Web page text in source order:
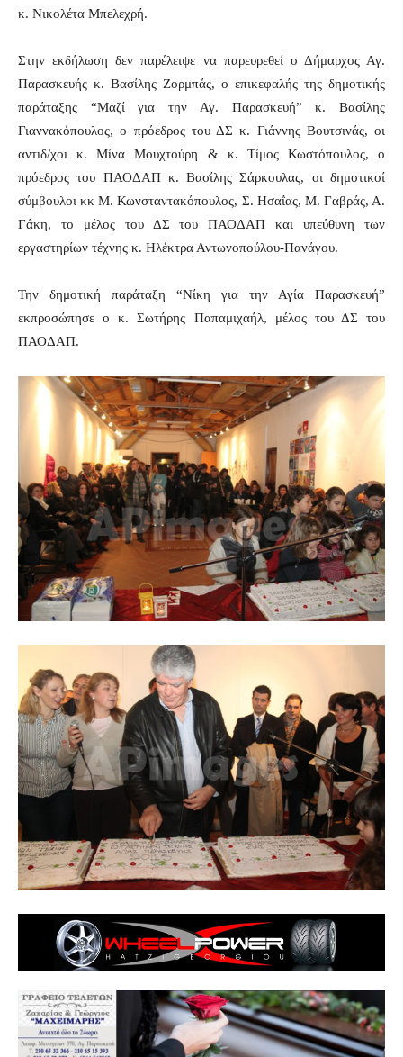
κ. Νικολέτα Μπελεχρή.
Στην εκδήλωση δεν παρέλειψε να παρευρεθεί ο Δήμαρχος Αγ.
Παρασκευής κ. Βασίλης Ζορμπάς, ο επικεφαλής της δημοτικής
παράταξης “Μαζί για την Αγ. Παρασκευή” κ. Βασίλης
Γιαννακόπουλος, ο πρόεδρος του ΔΣ κ. Γιάννης Βουτσινάς, οι
αντιδ/χοι κ. Μίνα Μουχτούρη & κ. Τίμος Κωστόπουλος, ο
πρόεδρος του ΠΑΟΔΑΠ κ. Βασίλης Σάρκουλας, οι δημοτικοί
σύμβουλοι κκ Μ. Κωνσταντακόπουλος, Σ. Ησαΐας, Μ. Γαβράς, Α.
Γάκη, το μέλος του ΔΣ του ΠΑΟΔΑΠ και υπεύθυνη των
εργαστηρίων τέχνης κ. Ηλέκτρα Αντωνοπούλου-Πανάγου.
Την δημοτική παράταξη “Νίκη για την Αγία Παρασκευή”
εκπροσώπησε ο κ. Σωτήρης Παπαμιχαήλ, μέλος του ΔΣ του
ΠΑΟΔΑΠ.